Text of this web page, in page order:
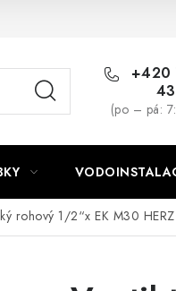
+420
(po – pá:
rohový 1/2“x EK M30 HERZ